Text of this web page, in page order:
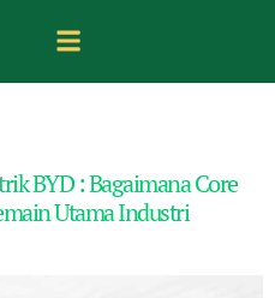
BYD : Bagaimana Core
Utama Industri